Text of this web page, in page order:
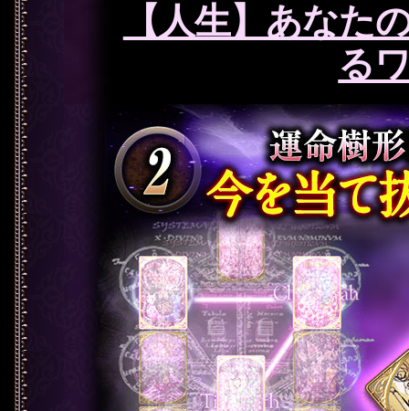
【人生】あなた
る
【2】運命樹形図にカードを引き寄せ、 今を当て抜